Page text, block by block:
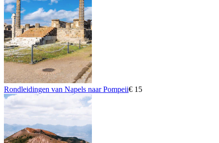
Rondleidingen van Napels naar Pompeii€ 15